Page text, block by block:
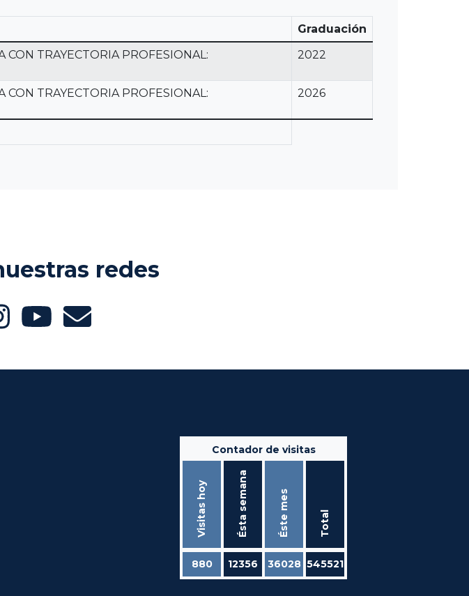
Graduación
CON TRAYECTORIA PROFESIONAL:
2022
CON TRAYECTORIA PROFESIONAL:
2026
redes
Contador de visitas
Visitas hoy Ésta semana Éste mes Total
880 12356 36028 545521